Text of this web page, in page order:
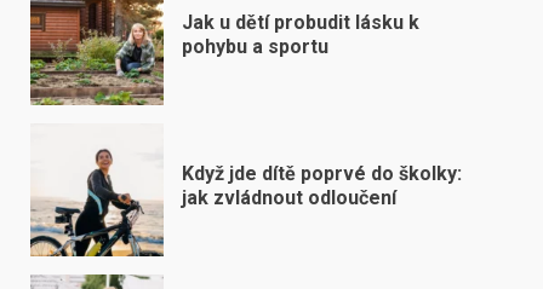
Jak u dětí probudit lásku k
pohybu a sportu
Když jde dítě poprvé do školky:
jak zvládnout odloučení